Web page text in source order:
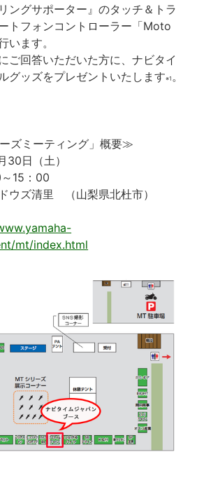
ビス
ス
ングサポーター』のタッチ＆トラ
トフォンコントローラー「Moto
います。
ご回答いただいた方に、ナビタイ
グッズをプレゼントいたします※1 。
ズミーティング」概要≫
30日（土）
15：00
ウズ清里 （山梨県北杜市）
mt/index.html